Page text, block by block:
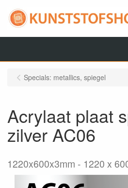
Specials: metallics, spiegel
Acrylaat plaat
zilver AC06
1220x600x3mm 1220 x